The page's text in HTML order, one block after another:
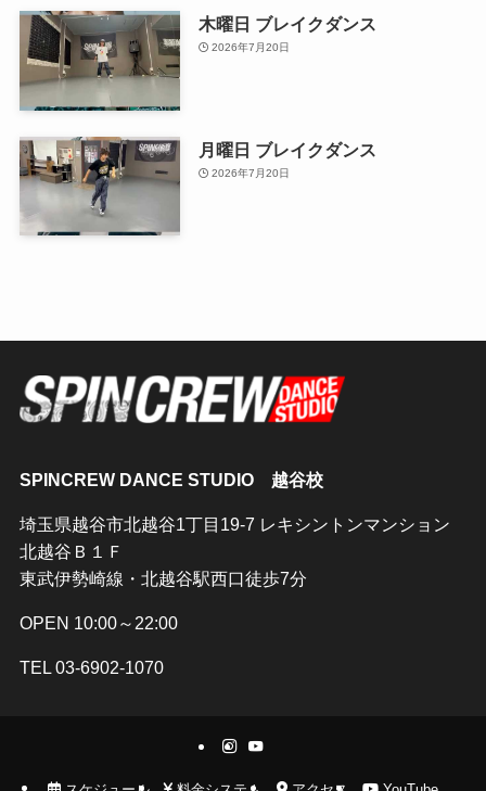
木曜日 ブレイクダンス
2026年7月20日
月曜日 ブレイクダンス
2026年7月20日
SPINCREW DANCE STUDIO 越谷校
埼玉県越谷市北越谷1丁目19-7 レキシントンマンション
北越谷Ｂ１Ｆ
東武伊勢崎線・北越谷駅西口徒歩7分
OPEN 10:00～22:00
TEL 03-6902-1070